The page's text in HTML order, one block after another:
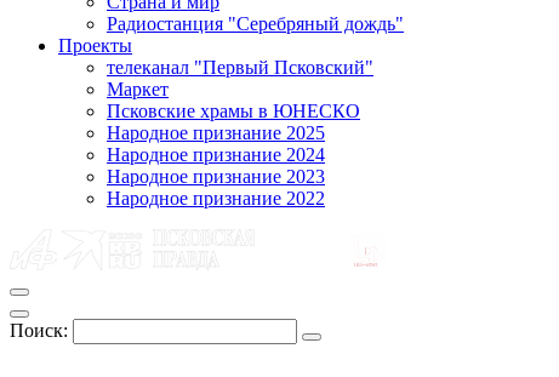
Радиостанция "Серебряный дождь"
Проекты
телеканал "Первый Псковский"
Маркет
Псковские храмы в ЮНЕСКО
Народное признание 2025
Народное признание 2024
Народное признание 2023
Народное признание 2022
Поиск: